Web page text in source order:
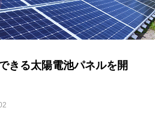
きる太陽電池パネルを開